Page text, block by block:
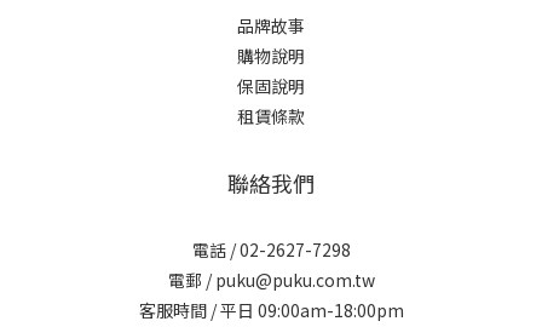
品牌故事
購物說明
保固說明
租賃條款
聯絡我們
電話 / 02-2627-7298
電郵 / puku@puku.com.tw
客服時間 / 平日 09:00am-18:00pm